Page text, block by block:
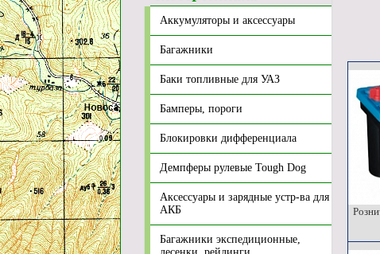
Аккумуляторы и аксессуары
Багажники
Баки топливные для УАЗ
Бамперы, пороги
Блокировки дифференциала
Демпферы рулевые Tough Dog
Аксессуары и зарядные устр-ва для
АКБ
Багажники экспедиционные,